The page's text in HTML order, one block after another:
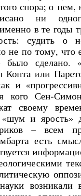
спора; о
ни одного
в те годы
судить
не по тому, что
сделано.
Конта или
и
кого Сен-
своему
и ярость»
– всем
есть
возникали